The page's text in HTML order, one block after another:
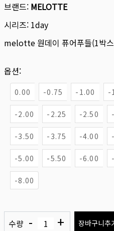
브랜드: MELOTTE
시리즈: 1day
melotte 원데이 퓨어푸들(1박
옵션:
0.00 -0.75 -1.00 -
-2.00 -2.25 -2.50
-3.50 -3.75 -4.00
-5.00 -5.50 -6.00
-8.00
수량 - + 장바구니추